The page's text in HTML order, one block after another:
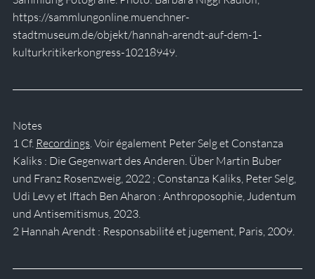
https://sammlungonline.muenchner-
stadtmuseum.de/objekt/hannah-arendt-auf-dem-1-
kulturkritikerkongress-10218949.
Notes
1 Cf. Recordings. Voir également Peter Selg et Constanza
Kaliks : Die Gegenwart des Anderen. Über Martin Buber
und Franz Rosenzweig, 2022 ; Constanza Kaliks, Peter Selg,
Udi Levy et Iftach Ben Aharon : Anthroposophie, Judentum
und Antisemitismus, 2023.
2 Hannah Arendt : Responsabilité et jugement, Paris, 2009.